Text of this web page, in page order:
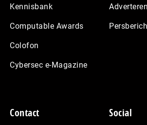
Kennisbank
Computable Awards
Colofon
Cybersec e-Magazine
Contact Social